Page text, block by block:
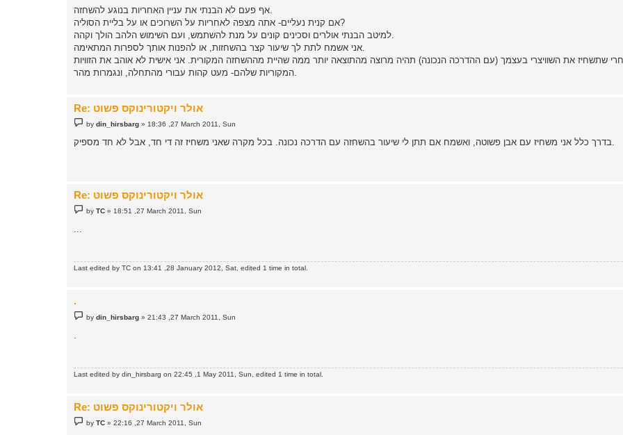
אם קנית נעליים- אתה מצפה לאחריות על השרוכים או על בליית הסוליה?
שתשחיז את השוויצרי בעצמך (עם ההדרכה הנכונה) תהיה מרוצה מהתוצאה יותר ממה שהיית מההשחזה המקורית. אני אישית לא אוהב את הזוויות
Re: אולר ויקטורינוקס פשוט
P
o
t
bydin_hirsbarg » 18:36 ,27 March 2011, Sun
בדרך כלל אני משחיז עם אבן פשוטה, ואשמח אם תתן לי שיעור בהשחזה עם הדרכה נכונה. בכל מקרה שאני משחיז זה די חד, אבל לא חד מספיק.
Re: אולר ויקטורינוקס פשוט
P
o
byTC » 18:51 ,27 March 2011, Sun
...
Last edited by TC on 13:41 ,28 January 2012, Sat, edited 1 time in total.
.
P
o
bydin_hirsbarg »21:43 ,27 March 2011, Sun
Last edited by din_hirsbarg on 22:45 ,1 May 2011, Sun, edited 1 time in total.
Re: אולר ויקטורינוקס פשוט
P
o
byTC »22:16 ,27 March 2011, Sun